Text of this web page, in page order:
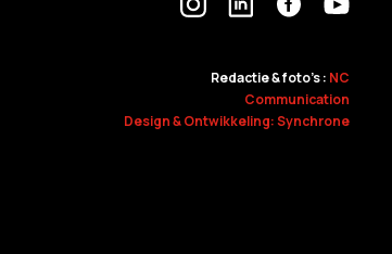
Redactie & foto's : NC
Communication
Design & Ontwikkeling: Synchrone